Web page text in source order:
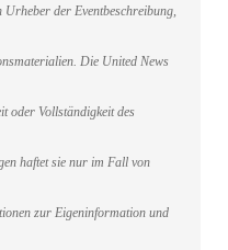
der Eventbeschreibung,
Die United News
oder Vollständigkeit des
haftet sie nur im Fall von
zur Eigeninformation und